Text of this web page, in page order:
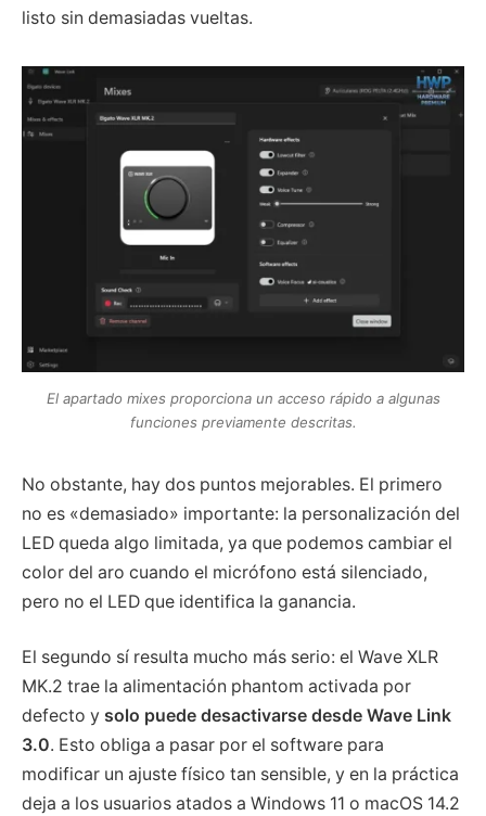
listo sin demasiadas vueltas.
El apartado mixes proporciona un acceso rápido a algunas
funciones previamente descritas.
No obstante, hay dos puntos mejorables. El primero
no es «demasiado» importante: la personalización del
LED queda algo limitada, ya que podemos cambiar el
color del aro cuando el micrófono está silenciado,
pero no el LED que identifica la ganancia.
El segundo sí resulta mucho más serio: el Wave XLR
MK.2 trae la alimentación phantom activada por
defecto y solo puede desactivarse desde Wave Link
3.0. Esto obliga a pasar por el software para
modificar un ajuste físico tan sensible, y en la práctica
deja a los usuarios atados a Windows 11 o macOS 14.2